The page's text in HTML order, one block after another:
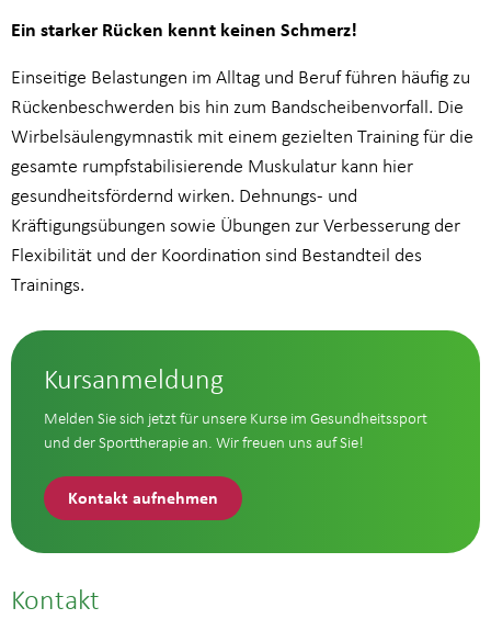
Ein starker Rücken kennt keinen Schmerz!
Einseitige Belastungen im Alltag und Beruf führen häufig zu
Rückenbeschwerden bis hin zum Bandscheibenvorfall. Die
Wirbelsäulengymnastik mit einem gezielten Training für die
gesamte rumpfstabilisierende Muskulatur kann hier
gesundheitsfördernd wirken. Dehnungs- und
Kräftigungsübungen sowie Übungen zur Verbesserung der
Flexibilität und der Koordination sind Bestandteil des
Trainings.
Kursanmeldung
Melden Sie sich jetzt für unsere Kurse im Gesundheitssport
und der Sporttherapie an. Wir freuen uns auf Sie!
Kontakt aufnehmen
Kontakt